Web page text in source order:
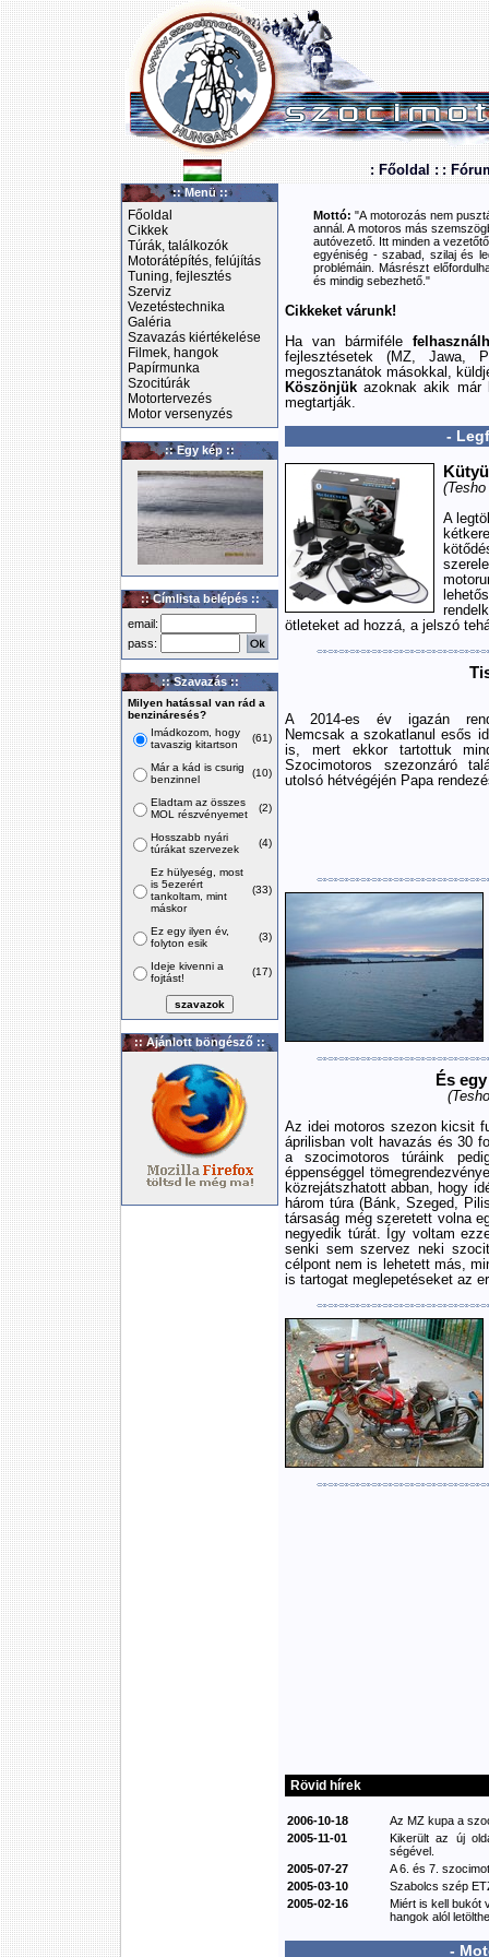
: Főoldal : :
:: Menü ::
Főoldal
Cikkek
Túrák, találkozók
Motorátépítés, felújítás
Tuning, fejlesztés
Szerviz
Vezetéstechnika
Galéria
Szavazás kiértékelése
Filmek, hangok
Papírmunka
Szocitúrák
Motortervezés
Motor versenyzés
:: Egy kép ::
:: Címlista belépés ::
email:
pass:
:: Szavazás ::
Milyen hatással van rád a
benzináresés?
Imádkozom, hogy
tavaszig kitartson
(61)
Már a kád is csurig
benzinnel
(10)
Eladtam az összes
MOL részvényemet
(2)
Hosszabb nyári
túrákat szervezek
(4)
Ez hülyeség, most
is 5ezerért
tankoltam, mint
máskor
(33)
Ez egy ilyen év,
folyton esik
(3)
Ideje kivenni a
fojtást!
(17)
:: Ajánlott böngésző ::
Mottó: "A motorozás nem
annál. A motoros más
autóvezető. Itt minden a
egyéniség - szabad, szilaj és
problémáin. Másrészt
és mindig sebezhető."
Cikkeket várunk!
Ha van bármiféle
fejlesztésetek (MZ, Jawa,
megosztanátok másokkal,
Köszönjük azoknak akik már
megtartják.
-
(Tesho
A
ötleteket ad hozzá, a jelszó
A 2014-es év igazán
Nemcsak a szokatlanul esős
is, mert ekkor tartottuk
Szocimotoros szezonzáró
utolsó hétvégéjén Papa
És
Az idei motoros szezon kicsit
áprilisban volt havazás és 30
a szocimotoros túráink
éppenséggel
közrejátszhatott abban, hogy
három túra (Bánk, Szeged,
társaság még szeretett volna
negyedik túrát. Így voltam
senki sem szervez neki
célpont nem is lehetett más,
is tartogat meglepetéseket az
Rövid hírek
2006-10-18
Az MZ kupa a
2005-11-01
Kikerült az új
ségével.
2005-07-27
A 6. és 7.
2005-03-10
Szabolcs szép
2005-02-16
Miért is kell bukót
hangok alól
-